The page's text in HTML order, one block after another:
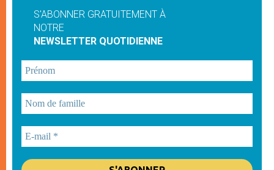
S'ABONNER GRATUITEMENT À
NOTRE
NEWSLETTER QUOTIDIENNE